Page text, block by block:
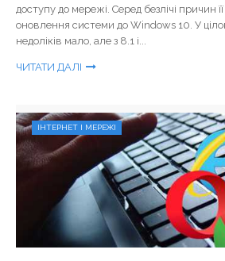
доступу до мережі. Серед безлічі причин
оновлення системи до Windows 10. У
недоліків мало, але з 8.1 і...
ЧИТАТИ ДАЛІ
ІНТЕРНЕТ І МЕРЕЖІ